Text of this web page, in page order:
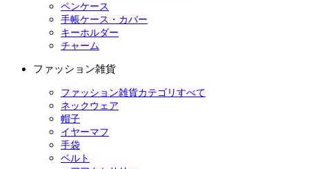
ペンケース
手帳ケース・カバー
キーホルダー
チャーム
ファッション雑貨
ファッション雑貨カテゴリすべて
ネックウェア
帽子
イヤーマフ
手袋
ベルト